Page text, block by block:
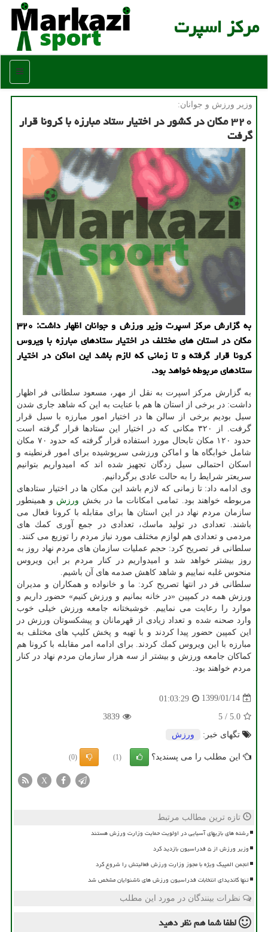
مركز اسپرت
منو
وزیر ورزش و جوانان:
۳۲۰ مكان در كشور در اختیار ستاد مبارزه با كرونا قرار
گرفت
به گزارش مركز اسپرت وزیر ورزش و جوانان اظهار داشت: ۳۲۰
مكان در استان های مختلف در اختیار ستادهای مبارزه با ویروس
كرونا قرار گرفته و تا زمانی كه لازم باشد این اماكن در اختیار
ستادهای مربوطه خواهد بود.
به گزارش مركز اسپرت به نقل از مهر، مسعود سلطانی فر اظهار
داشت: در برخی از استان ها هم با عنایت به این كه شاهد جاری شدن
سیل بودیم برخی از سالن ها در اختیار امور مبارزه با سیل قرار
گرفت. از ۳۲۰ مكانی كه در اختیار این ستادها قرار گرفته است
حدود ۱۲۰ مكان تابحال مورد استفاده قرار گرفته كه حدود ۷۰ مكان
شامل خوابگاه ها و اماكن ورزشی سرپوشیده برای امور قرنطینه و
اسكان احتمالی سیل زدگان تجهیز شده اند كه امیدواریم بتوانیم
سریعتر شرایط را به حالت عادی برگردانیم.
وی ادامه داد: تا زمانی كه لازم باشد این مكان ها در اختیار ستادهای
مربوطه خواهند بود. تمامی امكانات ما در بخش ورزش و همینطور
سازمان مردم نهاد در این استان ها برای مقابله با كرونا فعال می
باشند. تعدادی در تولید ماسك، تعدادی در جمع آوری كمك های
مردمی و تعدادی هم لوازم مختلف مورد نیاز مردم را توزیع می كنند.
سلطانی فر تصریح كرد: حجم عملیات سازمان های مردم نهاد روز به
روز بیشتر خواهد شد و امیدواریم در كنار مردم بر این ویروس
منحوس غلبه نماییم و شاهد كاهش صدمه های آن باشیم.
سلطانی فر در انتها تصریح كرد: ما و خانواده و همكاران و مدیران
ورزش همه در كمپین «در خانه بمانیم و ورزش كنیم» حضور داریم و
موارد را رعایت می نماییم. خوشبختانه جامعه ورزش خیلی خوب
وارد صحنه شده و تعداد زیادی از قهرمانان و پیشكسوتان ورزش در
این كمپین حضور پیدا كردند و با تهیه و پخش كلیپ های مختلف به
مبارزه با این ویروس كمك كردند. برای ادامه امر مقابله با كرونا هم
كماكان جامعه ورزش و بیشتر از سه هزار سازمان مردم نهاد در كنار
مردم خواهند بود.
1399/01/14
01:03:29
5.0
/
5
3839
تگهای خبر:
ورزش
این مطلب را می پسندید؟ (1)
(0)
X
تازه ترین مطالب مرتبط
رشته های بازیهای آسیایی در اولویت حمایت وزارت ورزش هستند
وزیر ورزش از ۵ فدراسیون بازدید کرد
انجمن المپیک ویژه با مجوز وزارت ورزش فعالیتش را شروع کرد
تنها کاندیدای انتخابات فدراسیون ورزش های ناشنوایان مشخص شد
نظرات بینندگان در مورد این مطلب
لطفا شما همنظر دهید